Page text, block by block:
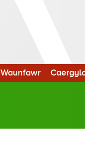
Waunfawr